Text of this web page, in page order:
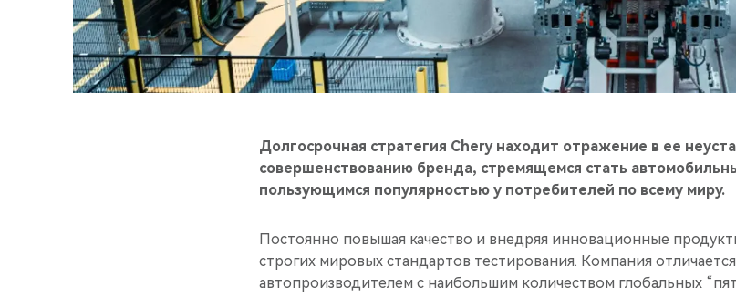
Долгосрочная стратегия Chery находит отражение в ее
совершенствованию бренда, стремящемся стать
пользующимся популярностью у потребителей по всему миру.
Постоянно повышая качество и внедряя инновационные
строгих мировых стандартов тестирования. Компания
автопроизводителем с наибольшим количеством глобальных